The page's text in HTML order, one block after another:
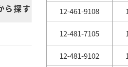
12-461-9108
12-481-7105
12-481-9102
ら探す